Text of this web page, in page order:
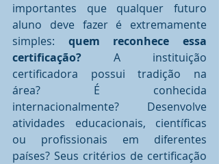
importantes que qualquer futuro
aluno deve fazer é extremamente
simples: quem reconhece essa
certificação? A instituição
certificadora possui tradição na
área? É conhecida
internacionalmente? Desenvolve
atividades educacionais, científicas
ou profissionais em diferentes
países? Seus critérios de certificação